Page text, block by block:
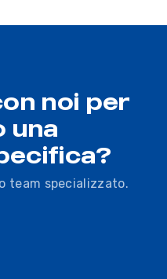
noi per
una
team specializzato.